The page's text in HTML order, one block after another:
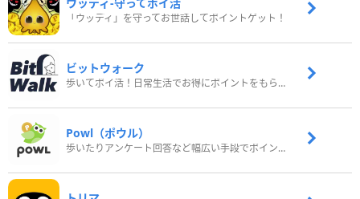
ウッディ‐守ってポイ活
「ウッディ」を守ってお世話してポイントゲット！
ビットウォーク
歩いてポイ活！日常生活でお得にポイントをもらおう
Powl（ポウル）
歩いたりアンケート回答など幅広い手段でポイントをゲット